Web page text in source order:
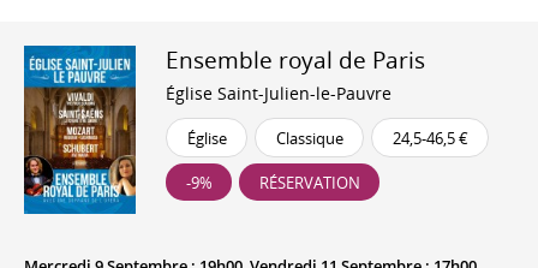
Ensemble royal de Paris
Église Saint-Julien-le-Pauvre
Église Classique 24,5-46,5 €
-9% RÉSERVATION